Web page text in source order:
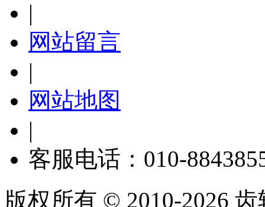
|
网站留言
|
网站地图
|
客服电话：010-
版权所有 © 2010-2026